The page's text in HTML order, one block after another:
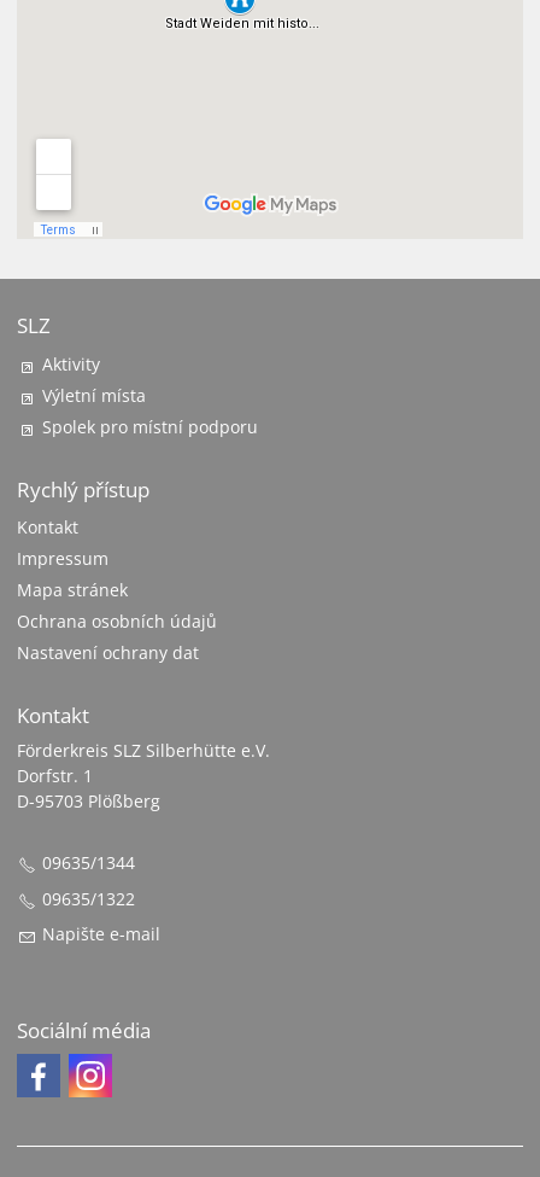
SLZ
Aktivity
Výletní místa
Spolek pro místní podporu
Rychlý přístup
Kontakt
Impressum
Mapa stránek
Ochrana osobních údajů
Nastavení ochrany dat
Kontakt
Förderkreis SLZ Silberhütte e.V.
Dorfstr. 1
D-95703 Plößberg
09635/1344
09635/1322
Napište e-mail
Sociální média